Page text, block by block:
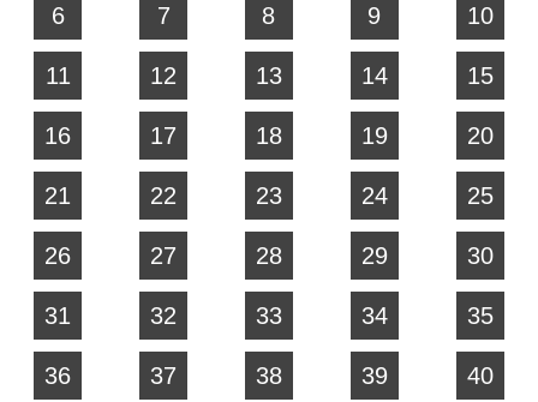
6 7 8 9 10
11 12 13 14 15
16 17 18 19 20
21 22 23 24 25
26 27 28 29 30
31 32 33 34 35
36 37 38 39 40